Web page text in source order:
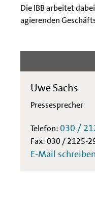
Die IBB arbeitet
agierenden
Uwe Sachs
Pressesprecher
Telefon:030 /
Fax: 030 / 2125-
E-Mail schreiben